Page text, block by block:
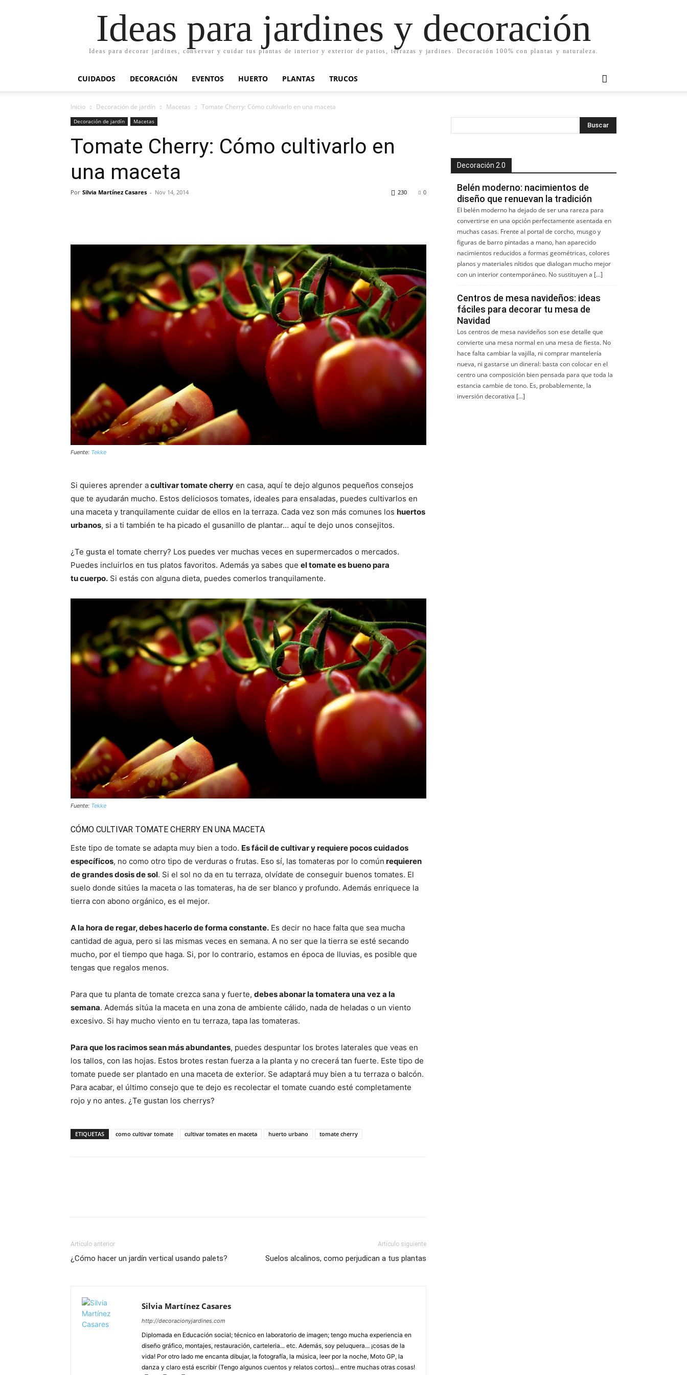
Ideas para jardines y decoración
Ideas para decorar jardines, conservar y cuidar tus plantas de interior y exterior de patios, terrazas y jardines. Decoración 100% con plantas y naturaleza.
CUIDADOS DECORACIÓN EVENTOS HUERTO PLANTAS TRUCOS
Inicio Decoración de jardín Macetas Tomate Cherry: Cómo cultivarlo en una maceta
Decoración de jardín Macetas
Tomate Cherry: Cómo cultivarlo en
una maceta
Por Silvia Martínez Casares - Nov 14, 2014 0
230
Fuente: Tekke
Si quieres aprender acultivar tomate cherry en casa, aquí te dejo algunos pequeños consejos
que te ayudarán mucho. Estos deliciosos tomates, ideales para ensaladas, puedes cultivarlos en
una maceta y tranquilamente cuidar de ellos en la terraza. Cada vez son más comunes los huertos
urbanos, si a ti también te ha picado el gusanillo de plantar… aquí te dejo unos consejitos.
¿Te gusta el tomate cherry? Los puedes ver muchas veces en supermercados o mercados.
Puedes incluirlos en tus platos favoritos. Además ya sabes que el tomate es bueno para
tu cuerpo. Si estás con alguna dieta, puedes comerlos tranquilamente.
Fuente: Tekke
CÓMO CULTIVAR TOMATE CHERRY EN UNA MACETA
Este tipo de tomate se adapta muy bien a todo. Es fácil de cultivar y requiere pocos cuidados
específicos, no como otro tipo de verduras o frutas. Eso sí, las tomateras por lo común requieren
de grandes dosis de sol. Si el sol no da en tu terraza, olvídate de conseguir buenos tomates. El
suelo donde sitúes la maceta o las tomateras, ha de ser blanco y profundo. Además enriquece la
tierra con abono orgánico, es el mejor.
A la hora de regar, debes hacerlo de forma constante. Es decir no hace falta que sea mucha
cantidad de agua, pero si las mismas veces en semana. A no ser que la tierra se esté secando
mucho, por el tiempo que haga. Si, por lo contrario, estamos en época de lluvias, es posible que
tengas que regalos menos.
Para que tu planta de tomate crezca sana y fuerte, debes abonar la tomatera una vez a la
semana. Además sitúa la maceta en una zona de ambiente cálido, nada de heladas o un viento
excesivo. Si hay mucho viento en tu terraza, tapa las tomateras.
Para que los racimos sean más abundantes, puedes despuntar los brotes laterales que veas en
los tallos, con las hojas. Estos brotes restan fuerza a la planta y no crecerá tan fuerte. Este tipo de
tomate puede ser plantado en una maceta de exterior. Se adaptará muy bien a tu terraza o balcón.
Para acabar, el último consejo que te dejo es recolectar el tomate cuando esté completamente
rojo y no antes. ¿Te gustan los cherrys?
ETIQUETAS como cultivar tomate cultivar tomates en maceta huerto urbano tomate cherry
Artículo anterior
¿Cómo hacer un jardín vertical usando palets?
Artículo siguiente
Suelos alcalinos, como perjudican a tus plantas
Silvia Martínez Casares
http://decoracionyjardines.com
Diplomada en Educación social; técnico en laboratorio de imagen; tengo mucha experiencia en
diseño gráfico, montajes, restauración, carteleria... etc. Además, soy peluquera... ¡cosas de la
vida! Por otro lado me encanta dibujar, la fotografía, la música, leer por la noche, Moto GP, la
danza y claro está escribir (Tengo algunos cuentos y relatos cortos)... entre muchas otras cosas!
Decoración 2.0
Belén moderno: nacimientos de
diseño que renuevan la tradición
El belén moderno ha dejado de ser una rareza para
convertirse en una opción perfectamente asentada en
muchas casas. Frente al portal de corcho, musgo y
figuras de barro pintadas a mano, han aparecido
nacimientos reducidos a formas geométricas, colores
planos y materiales nítidos que dialogan mucho mejor
con un interior contemporáneo. No sustituyen a […]
Centros de mesa navideños: ideas
fáciles para decorar tu mesa de
Navidad
Los centros de mesa navideños son ese detalle que
convierte una mesa normal en una mesa de fiesta. No
hace falta cambiar la vajilla, ni comprar mantelería
nueva, ni gastarse un dineral: basta con colocar en el
centro una composición bien pensada para que toda la
estancia cambie de tono. Es, probablemente, la
inversión decorativa […]